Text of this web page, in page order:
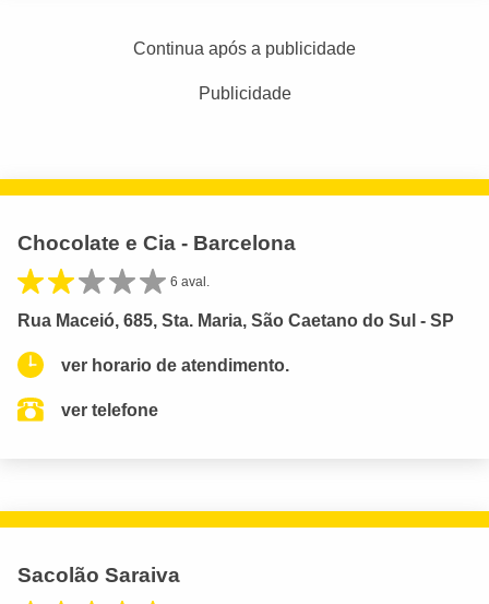
Continua após a publicidade
Publicidade
Chocolate e Cia - Barcelona
6 aval.
Rua Maceió, 685, Sta. Maria, São Caetano do Sul - SP
ver horario de atendimento.
ver telefone
Sacolão Saraiva